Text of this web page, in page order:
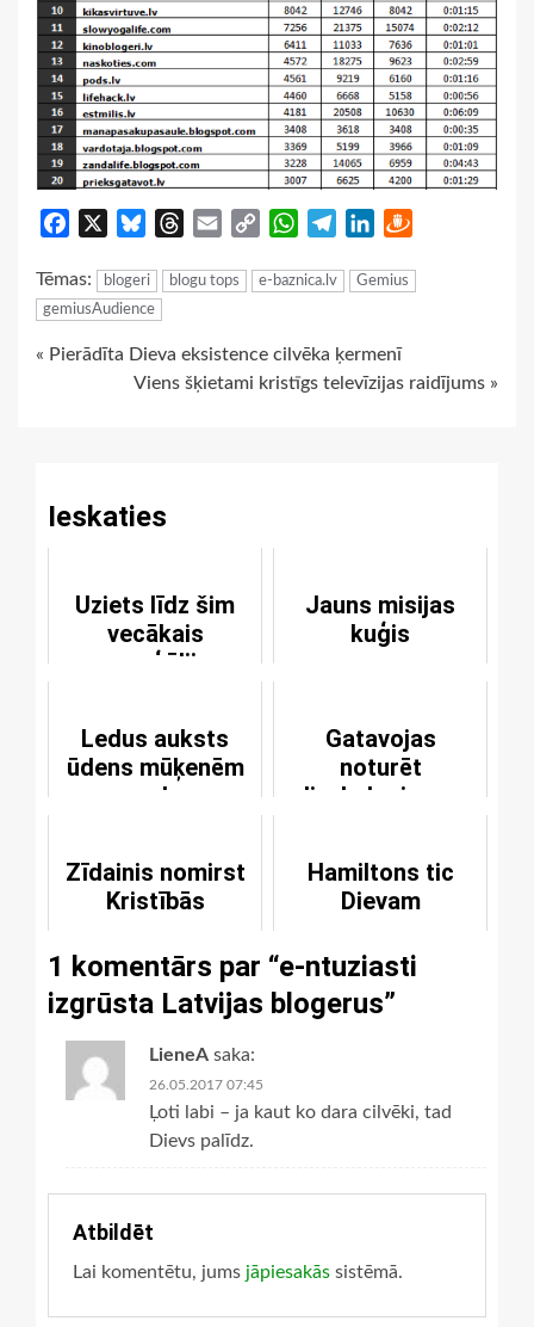
Facebook BlueskyThreads
Email
Copy
WhatsApp
TelegramLinkedIn
Tēmas: blogeri blogu tops e-baznica.lv
Gemius
gemiusAudience
Continue
« Pierādīta Dieva eksistence cilvēka ķermenī
Viens šķietami kristīgs televīzijas raidījums »
Ieskaties
Uziets līdz šim
vecākais
evaņģēlija
Jauns misijas
kuģis
Ledus auksts
ūdens mūķenēm
uz galvas
Gatavojas
noturēt
dievkalpojumus
Zīdainis nomirst
Kristībās
Hamiltons tic
Dievam
1 komentārs par “e-ntuziasti
izgrūsta Latvijas blogerus”
LieneA saka:
26.05.2017 07:45
Ļoti labi – ja kaut ko dara cilvēki, tad
Dievs palīdz.
Atbildēt
Lai komentētu, jums jāpiesakās sistēmā.